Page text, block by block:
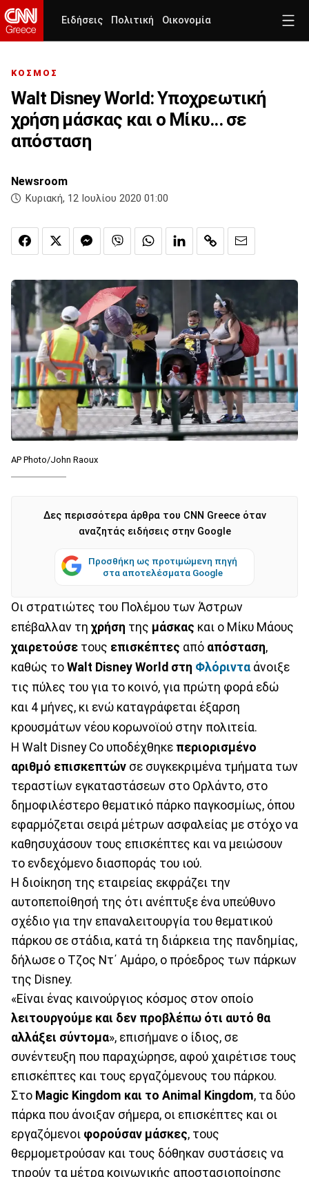
Ειδήσεις Πολιτική Οικονομία
ΚΟΣΜΟΣ
Walt Disney World: Υποχρεωτική
χρήση μάσκας και ο Μίκυ... σε
απόσταση
Newsroom
Κυριακή, 12 Ιουλίου 2020 01:00
AP Photo/John Raoux
Δες περισσότερα άρθρα του CNN Greece όταν
αναζητάς ειδήσεις στην Google
Προσθήκη ως προτιμώμενη πηγή
στα αποτελέσματα Google
Οι στρατιώτες του Πολέμου των Άστρων
επέβαλλαν τη χρήση της μάσκας και ο Μίκυ Μάους
χαιρετούσε τους επισκέπτες από απόσταση,
καθώς το Walt Disney World στη Φλόριντα άνοιξε
τις πύλες του για το κοινό, για πρώτη φορά εδώ
και 4 μήνες, κι ενώ καταγράφεται έξαρση
κρουσμάτων νέου κορωνοϊού στην πολιτεία.
Η Walt Disney Co υποδέχθηκε περιορισμένο
αριθμό επισκεπτών σε συγκεκριμένα τμήματα των
τεραστίων εγκαταστάσεων στο Ορλάντο, στο
δημοφιλέστερο θεματικό πάρκο παγκοσμίως, όπου
εφαρμόζεται σειρά μέτρων ασφαλείας με στόχο να
καθησυχάσουν τους επισκέπτες και να μειώσουν
το ενδεχόμενο διασποράς του ιού.
Η διοίκηση της εταιρείας εκφράζει την
αυτοπεποίθησή της ότι ανέπτυξε ένα υπεύθυνο
σχέδιο για την επαναλειτουργία του θεματικού
πάρκου σε στάδια, κατά τη διάρκεια της πανδημίας,
δήλωσε ο Τζος Ντ΄ Αμάρο, ο πρόεδρος των πάρκων
της Disney.
«Είναι ένας καινούργιος κόσμος στον οποίο
λειτουργούμε και δεν προβλέπω ότι αυτό θα
αλλάξει σύντομα», επισήμανε ο ίδιος, σε
συνέντευξη που παραχώρησε, αφού χαιρέτισε τους
επισκέπτες και τους εργαζόμενους του πάρκου.
Στο Magic Kingdom και το Animal Kingdom, τα δύο
πάρκα που άνοιξαν σήμερα, οι επισκέπτες και οι
εργαζόμενοι φορούσαν μάσκες, τους
θερμομετρούσαν και τους δόθηκαν συστάσεις να
τηρούν τα μέτρα κοινωνικής αποστασιοποίησης